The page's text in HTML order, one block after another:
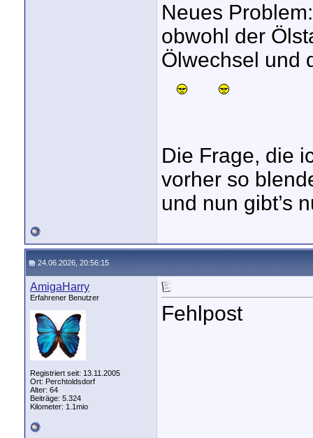
Neues
obwohl der
Ölwechsel und
Die Frage, die
vorher so
und nun gibt’s
24.06.2026, 20:56:15
AmigaHarry
Erfahrener Benutzer
Registriert seit: 13.11.2005
Ort: Perchtoldsdorf
Alter: 64
Beiträge: 5.324
Kilometer: 1.1mio
Fehlpost